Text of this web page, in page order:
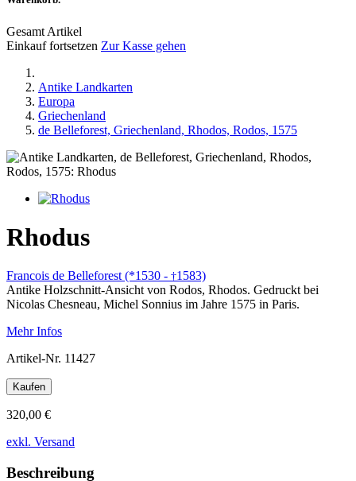
Gesamt Artikel
Einkauf fortsetzen Zur Kasse gehen
Antike Landkarten
Europa
Griechenland
de Belleforest, Griechenland, Rhodos, Rodos, 1575
Rhodus
Francois de Belleforest (*1530 - †1583)
Antike Holzschnitt-Ansicht von Rodos, Rhodos. Gedruckt bei
Nicolas Chesneau, Michel Sonnius im Jahre 1575 in Paris.
Mehr Infos
Artikel-Nr. 11427
Kaufen
320,00 €
exkl. Versand
Beschreibung